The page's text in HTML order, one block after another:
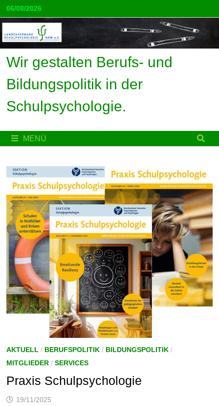
Zum
Inhalt
springen
06/08/2026
Wir gestalten Berufs- und
Bildungspolitik in der
Schulpsychologie.
MENÜ
AKTUELL/ BERUFSPOLITIK/ BILDUNGSPOLITIK/
MITGLIEDER/ SERVICES
Praxis Schulpsychologie
19/11/2025